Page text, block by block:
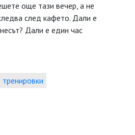
още тази вечер, а не
след кафето. Дали е
Дали е един час
тренировки